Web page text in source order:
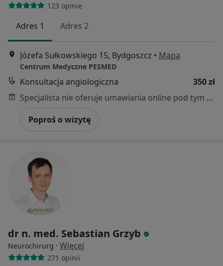
123 opinie
Adres 1 Adres 2
Józefa Sułkowskiego 15, Bydgoszcz • Mapa
Centrum Medyczne PESMED
Konsultacja angiologiczna
350 zł
Specjalista nie oferuje umawiania online pod tym adresem.
Poproś o wizytę
dr n. med. Sebastian Grzyb
Neurochirurg · Więcej
271 opinii